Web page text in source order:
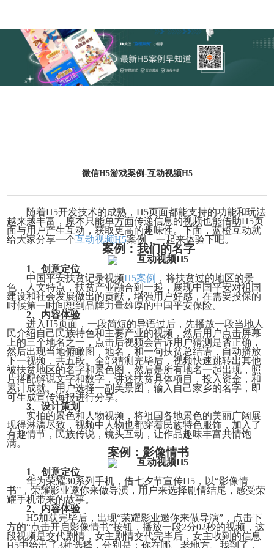
微信H5游戏案例-互动视频H5
随着H5开发技术的成熟，H5页面都能支持的功能和玩法
越来越丰富，原本只能单方面传递信息的视频也能借助H5页
面与用户产生互动，获取更高的趣味性。下面，蓝橙互动就
给大家分享一个互动视频H5案例，一起来体验下吧。
案例：我们的名字
1、创意定位
中国平安扶贫记录视频H5案例 ，将扶贫过的地区的景
色，人文特点，扶贫产业融合到一起，展现中国平安对祖国
建设和社会发展做出的贡献，增强用户好感，在需要投保的
时候第一时间想到品牌力量雄厚的中国平安保险。
2、内容体验
进入H5页面，一段简短的导语过后，先播放一段当地人
民介绍自己民族特色和主要产业的视频，然后用户点击屏幕
上的三个地名之一，点击后视频会告诉用户猜测是否正确，
然后出现当地俯瞰图，地名，和一句扶贫总结语，自动播放
下一视频，共五段。全部猜测完毕后，视频快速跳转出其他
被扶贫地区的名字和景色图，然后是所有地名一起出现，照
片搭配解说文字和数字，讲述扶贫具体项目，投入资金，和
累计成就。用户选择一副美景图，输入自己家乡的名字，即
可生成宣传海报进行分享。
3、设计策划
实拍的景色和人物视频，将祖国各地景色的美丽广阔展
现得淋漓尽致，视频中人物也都穿着民族特色服饰，加入了
有趣情节，民族传说，镜头互动，让作品趣味丰富共情饱
满。
案例：影像情书
1、创意定位
华为荣耀30系列手机，借七夕节宣传H5，以“影像情
书”，荣耀影业邀你来做导演，用户来选择剧情结尾，感受荣
耀手机带来的故事。
2、 内容体验
H5加载完毕后，出现“荣耀影业邀你来做导演”，点击下
方的“点击开启影像情书”按钮，播放一段2分02秒的视频，这
段视频是交代剧情，女主剧情交代完毕后，女主收到的信息
H5中给出了3种选择 ，分别是：你在哪、老地方、我到了 ，